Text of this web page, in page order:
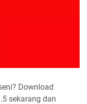
Download
sekarang dan